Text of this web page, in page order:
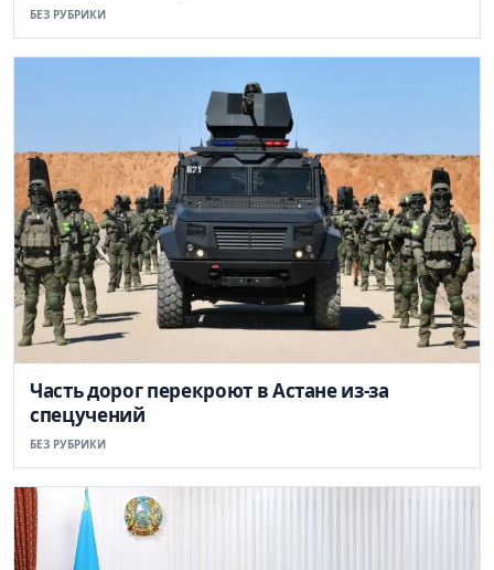
БЕЗ РУБРИКИ
Часть дорог перекроют в Астане из-за
спецучений
БЕЗ РУБРИКИ